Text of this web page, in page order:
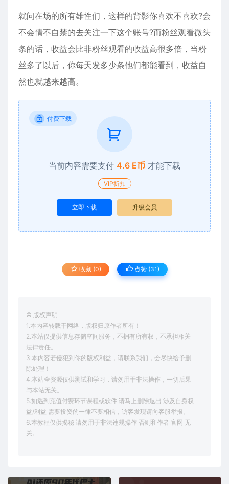
就问在场的所有雄性们，这样的背影你喜欢不喜欢?会
不会情不自禁的去关注一下这个账号?而粉丝观看微头
条的话，收益会比非粉丝观看的收益高很多倍，当粉
丝多了以后，你每天发多少条他们都能看到，收益自
然也就越来越高。
付费下载
当前内容需要支付 4.6 E币 才能下载
VIP折扣
立即下载 升级会员
收藏 (0) 点赞 (31)
© 版权声明
1.本内容转载于网络，版权归原作者所有！
2.本站仅提供信息存储空间服务，不拥有所有权，不承担相关
法律责任。
3.本内容若侵犯到你的版权利益，请联系我们，会尽快给予删
除处理！
4.本站全资源仅供测试和学习，请勿用于非法操作，一切后果
与本站无关。
5.如遇到充值付费环节课程或软件 请马上删除退出 涉及自身权
益/利益 需要投资的一律不要相信，访客发现请向客服举报。
6.本教程仅供揭秘 请勿用于非法违规操作 否则和作者 官网 无
关。